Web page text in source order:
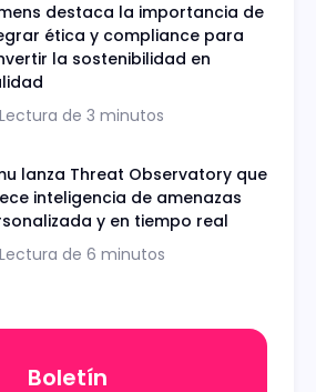
destaca la importancia de
ética y compliance para
la sostenibilidad en
Lectura de 3 minutos
lanza Threat Observatory que
inteligencia de amenazas
y en tiempo real
Lectura de 6 minutos
Boletín